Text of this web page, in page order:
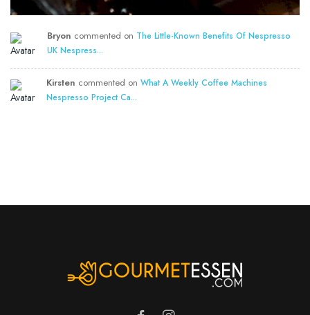
Bryon commented on The Little-Known Benefits Of Nespresso
UK Nespress...
Kirsten commented on What A Weekly Coffee Machines
Nespresso Project Ca...